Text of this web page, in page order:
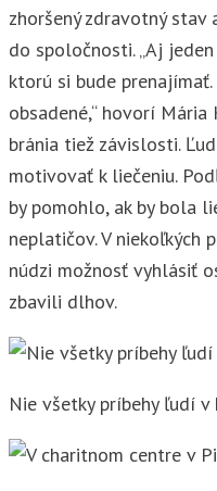
zhoršený zdravotný
do spoločnosti. „Aj
ktorú si bude
obsadené,“ hovorí
bránia tiež závislosti.
motivovať k liečeniu.
by pomohlo, ak by bola
neplatičov. V niekoľkých
núdzi možnosť vyhlásiť
zbavili dlhov.
Nie všetky príbehy ľudí